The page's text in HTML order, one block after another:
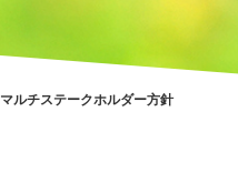
マルチステークホルダー方針